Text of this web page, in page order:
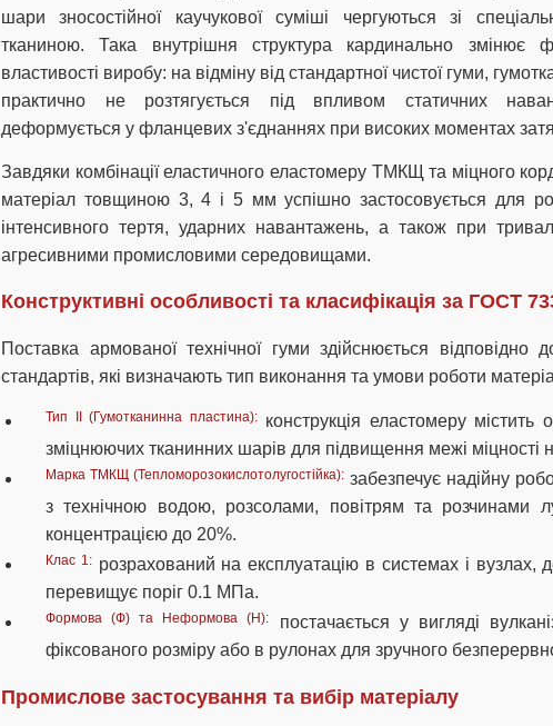
шари зносостійної каучукової суміші чергуються зі
тканиною. Така внутрішня структура кардинально змінює
властивості виробу: на відміну від стандартної чистої гуми,
практично не розтягується під впливом статичних
деформується у фланцевих з'єднаннях при високих моментах
Завдяки комбінації еластичного еластомеру ТМКЩ та міцного
матеріал товщиною 3, 4 і 5 мм успішно застосовується для
інтенсивного тертя, ударних навантажень, а також при
агресивними промисловими середовищами.
Конструктивні особливості та класифікація за ГОСТ
Поставка армованої технічної гуми здійснюється відповідно
стандартів, які визначають тип виконання та умови роботи
Тип II (Гумотканинна пластина):конструкція еластомеру містить
зміцнюючих тканинних шарів для підвищення межі міцності
Марка ТМКЩ (Тепломорозокислотолугостійка): забезпечує надійну
з технічною водою, розсолами, повітрям та розчинами
концентрацією до 20%.
Клас 1:розрахований на експлуатацію в системах і вузлах,
перевищує поріг 0.1 МПа.
Формова (Ф) та Неформова (Н):
постачається у вигляді
фіксованого розміру або в рулонах для зручного
Промислове застосування та вибір матеріалу